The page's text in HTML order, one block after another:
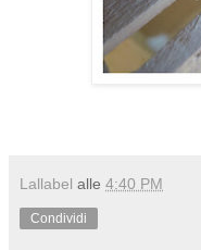
Lallabel alle 4:40 PM
Condividi